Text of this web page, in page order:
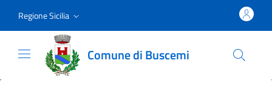
Regione Sicilia
Comune di Buscemi